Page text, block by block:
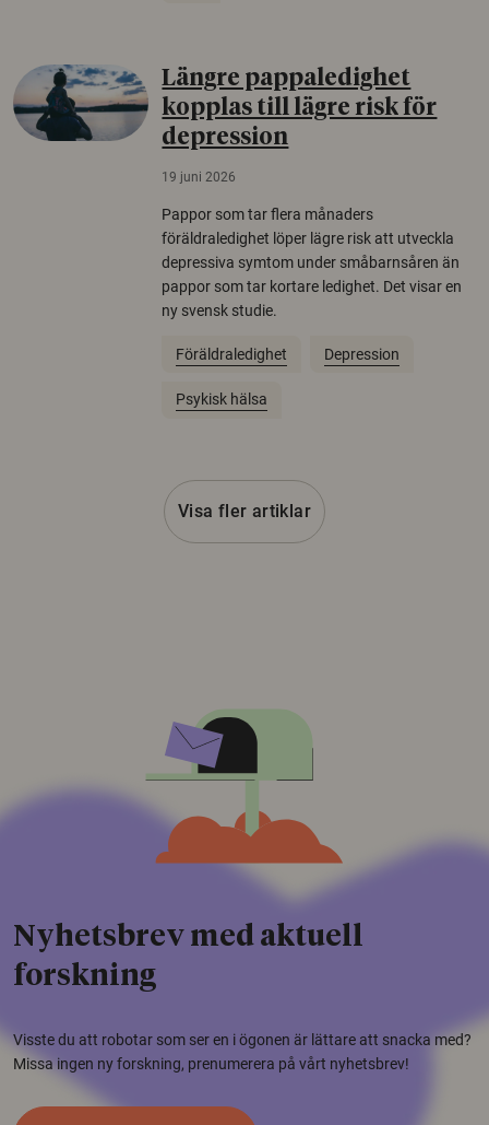
Längre pappaledighet
kopplas till lägre risk för
depression
19 juni 2026
Pappor som tar flera månaders
föräldraledighet löper lägre risk att utveckla
depressiva symtom under småbarnsåren än
pappor som tar kortare ledighet. Det visar en
ny svensk studie.
Föräldraledighet Depression
Psykisk hälsa
Visa fler artiklar
Nyhetsbrev med aktuell
forskning
Visste du att robotar som ser en i ögonen är lättare att snacka med?
Missa ingen ny forskning, prenumerera på vårt nyhetsbrev!